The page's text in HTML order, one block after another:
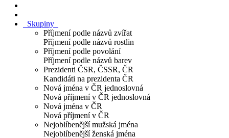
Skupiny
Příjmení podle názvů zvířat
Příjmení podle názvů rostlin
Příjmení podle povolání
Příjmení podle názvů barev
Prezidenti ČSR, ČSSR, ČR
Kandidáti na prezidenta ČR
Nová jména v ČR jednoslovná
Nová příjmení v ČR jednoslovná
Nová jména v ČR
Nová příjmení v ČR
Nejoblíbenější mužská jména
Nejoblíbenější ženská jména